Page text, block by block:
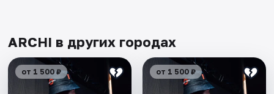
ARCHI в других городах
от 1 500 ₽ от 1 500 ₽